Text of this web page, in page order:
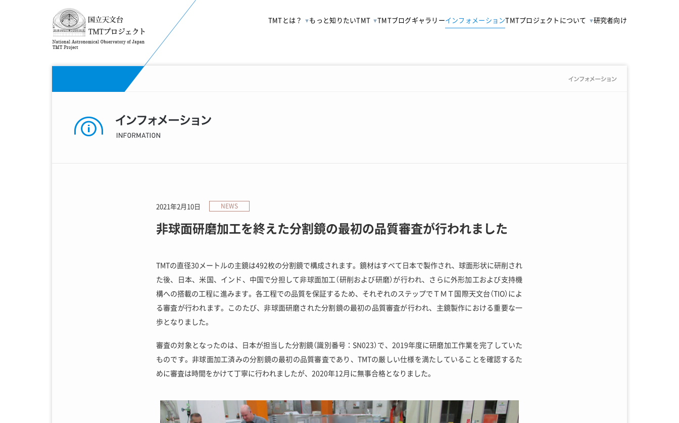
TMTとは？ もっと知りたいTMT TMTブログギャラリーインフォメーションTMTプロジェクトについて 研究者向け
非球面研磨加工を終えた分割鏡の最初の品質審査が行われました
2021年2月10日 NEWS
TMTの直径30メートルの主鏡は492枚の分割鏡で構成されます。鏡材はすべて日本で製作され、球面形状に研削され
た後、日本、米国、インド、中国で分担して非球面加工（研削および研磨）が行われ、さらに外形加工および支持機
構への搭載の工程に進みます。各工程での品質を保証するため、それぞれのステップでＴＭＴ国際天文台（TIO）によ
る審査が行われます。このたび、非球面研磨された分割鏡の最初の品質審査が行われ、主鏡製作における重要な一
歩となりました。
審査の対象となったのは、日本が担当した分割鏡（識別番号：SN023）で、2019年度に研磨加工作業を完了していた
ものです。非球面加工済みの分割鏡の最初の品質審査であり、TMTの厳しい仕様を満たしていることを確認するた
めに審査は時間をかけて丁寧に行われましたが、2020年12月に無事合格となりました。